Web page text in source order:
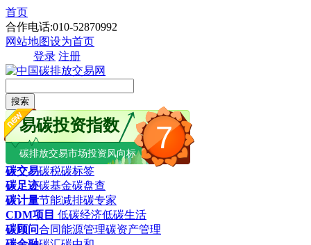
首页
合作电话:010-52870992
网站地图设为首页
登录 注册
搜索
7
易碳投资指数
碳排放交易市场投资风向标
碳交易碳税碳标签
碳足迹碳基金碳盘查
碳计量节能减排碳专家
CDM项目 低碳经济低碳生活
碳顾问合同能源管理碳资产管理